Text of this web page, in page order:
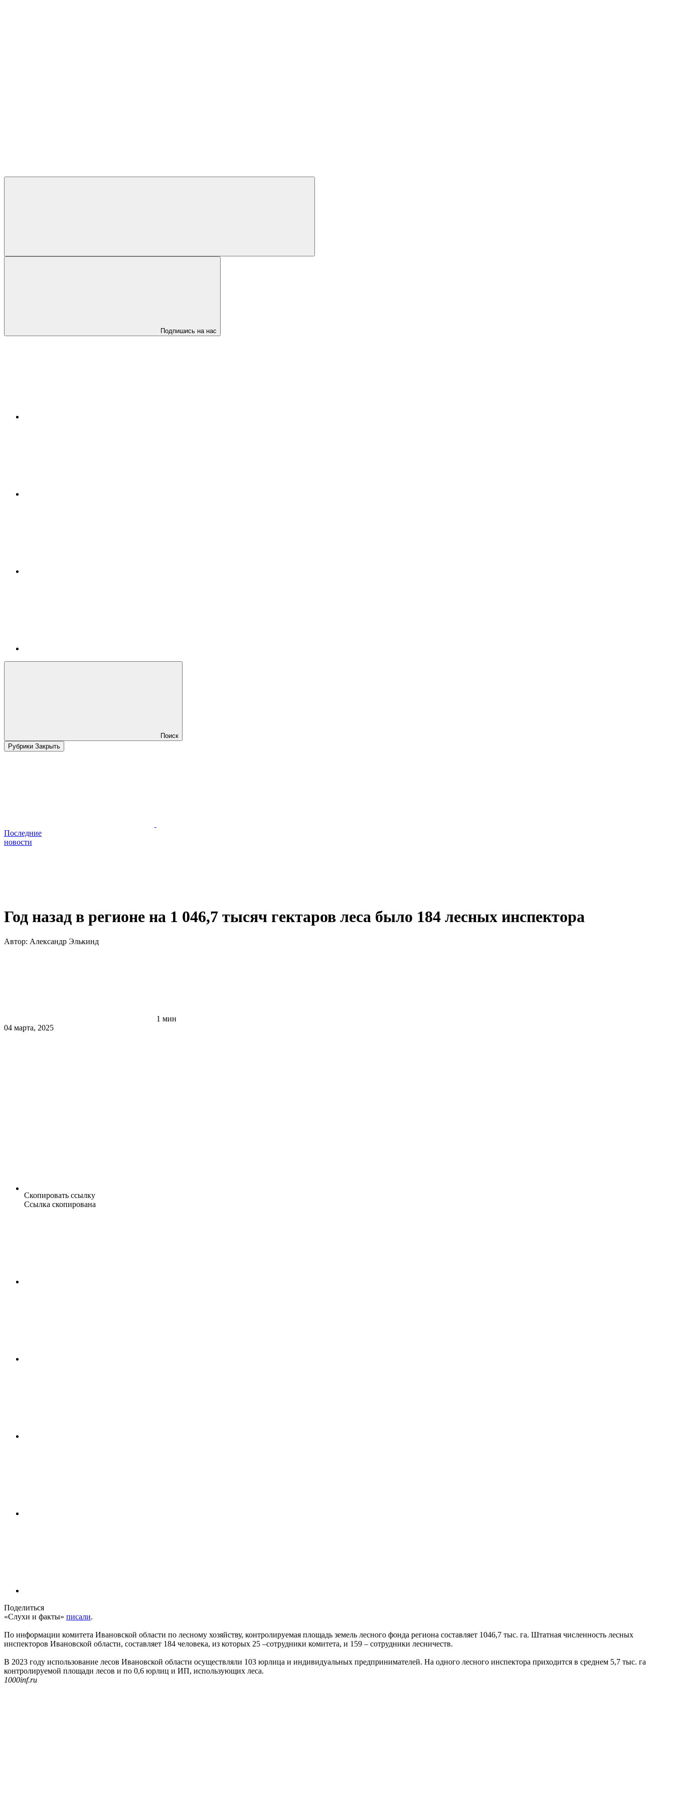
Подпишись на нас
Поиск
Рубрики Закрыть
Последние
новости
Год назад в регионе на 1 046,7 тысяч гектаров леса было 184 лесных инспектора
Автор: Александр Элькинд
1 мин
04 марта, 2025
Скопировать ссылку
Ссылка скопирована
Поделиться
«Слухи и факты» писали.
По информации комитета Ивановской области по лесному хозяйству, контролируемая площадь земель лесного фонда региона составляет 1046,7 тыс. га. Штатная численность лесных
инспекторов Ивановской области, составляет 184 человека, из которых 25 –сотрудники комитета, и 159 – сотрудники лесничеств.
В 2023 году использование лесов Ивановской области осуществляли 103 юрлица и индивидуальных предпринимателей. На одного лесного инспектора приходится в среднем 5,7 тыс. га
контролируемой площади лесов и по 0,6 юрлиц и ИП, использующих леса.
1000inf.ru